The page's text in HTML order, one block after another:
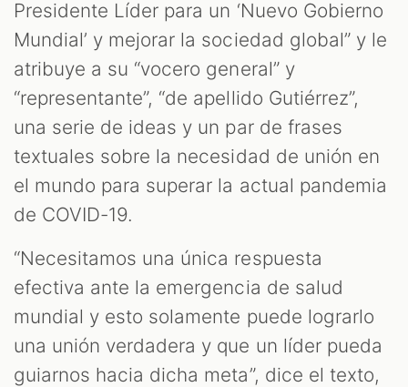
Presidente Líder para un ‘Nuevo Gobierno
Mundial’ y mejorar la sociedad global” y le
atribuye a su “vocero general” y
“representante”, “de apellido Gutiérrez”,
una serie de ideas y un par de frases
textuales sobre la necesidad de unión en
el mundo para superar la actual pandemia
de COVID-19.
“Necesitamos una única respuesta
efectiva ante la emergencia de salud
mundial y esto solamente puede lograrlo
una unión verdadera y que un líder pueda
guiarnos hacia dicha meta”, dice el texto,